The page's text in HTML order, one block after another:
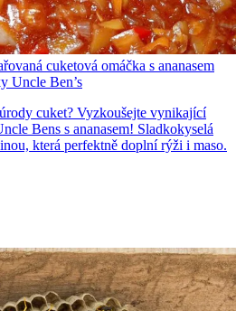
cuketová omáčka s ananasem
Uncle Ben’s
cuket? Vyzkoušejte vynikající
Bens s ananasem! Sladkokyselá
která perfektně doplní rýži i maso.